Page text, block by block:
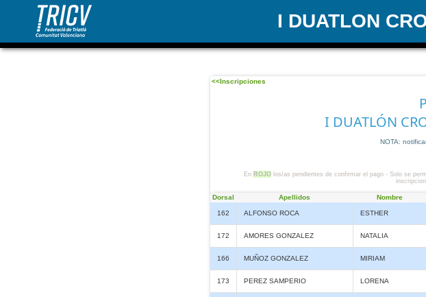
I DUATLON
<<Inscripciones
I DUATLÓN
NOTA:
En ROJOlos/as pendientes de confirmar el pago - Solo se
Dorsal Apellidos Nombre
162 ALFONSO ROCA ESTHER
172 AMORES GONZALEZ NATALIA
166 MUÑOZ GONZALEZ MIRIAM
173 PEREZ SAMPERIO LORENA